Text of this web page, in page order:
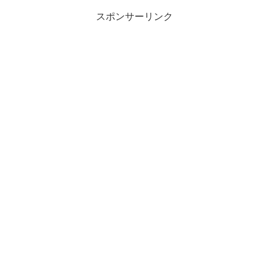
スポンサーリンク